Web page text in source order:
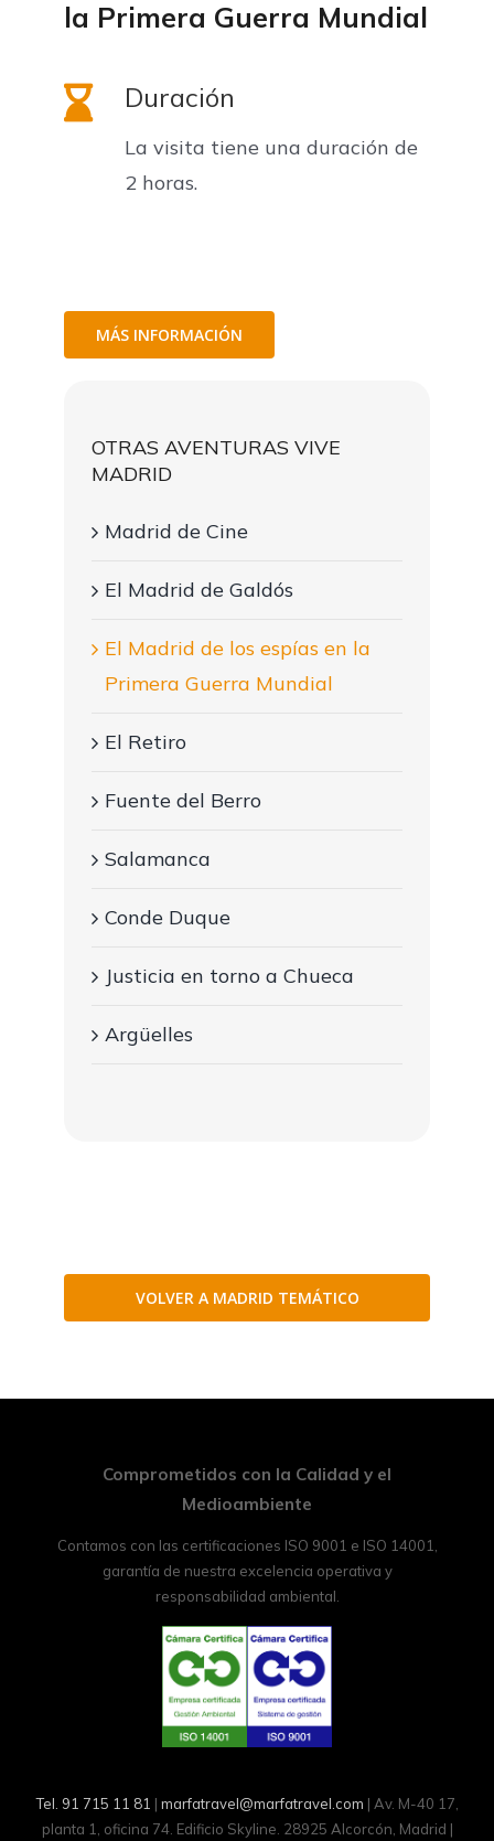
la Primera Guerra Mundial
Duración
La visita tiene una duración de
2 horas.
MÁS INFORMACIÓN
OTRAS AVENTURAS VIVE
MADRID
Madrid de Cine
El Madrid de Galdós
El Madrid de los espías en la
Primera Guerra Mundial
El Retiro
Fuente del Berro
Salamanca
Conde Duque
Justicia en torno a Chueca
Argüelles
VOLVER A MADRID TEMÁTICO
Comprometidos con la Calidad y el
Medioambiente
Contamos con las certificaciones ISO 9001 e ISO 14001,
garantía de nuestra excelencia operativa y
responsabilidad ambiental.
Tel. 91 715 11 81 | marfatravel@marfatravel.com | Av. M-40 17,
planta 1, oficina 74. Edificio Skyline. 28925 Alcorcón, Madrid |